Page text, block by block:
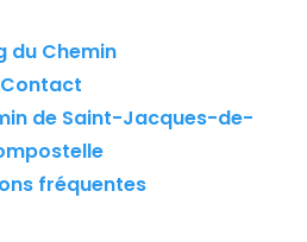
du Chemin
Contact
de Saint-Jacques-de-
fréquentes